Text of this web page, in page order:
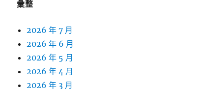
彙整
2026 年 7 月
2026 年 6 月
2026 年 5 月
2026 年 4 月
2026 年 3 月